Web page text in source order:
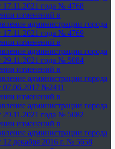
17.11.2021 года № 4768
изменений в
администрации города
17.11.2021 года № 4769
изменений в
администрации города
29.11.2021 года № 5084
изменений в
администрации города
07.06.2017 №2411
изменений в
администрации города
29.11.2021 года № 5082
изменений в
администрации города
12 декабря 2016 г. № 5658